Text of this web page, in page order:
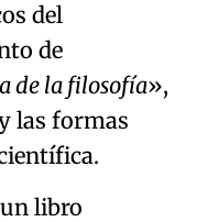
del
de
de la filosofía
,
las formas
.
libro